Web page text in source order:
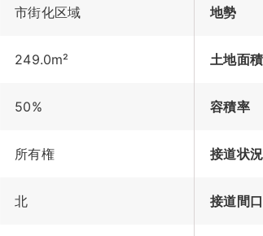
市街化区域 地勢
249.0m² 土地面
50% 容積率
所有権 接道状況
北 接道間